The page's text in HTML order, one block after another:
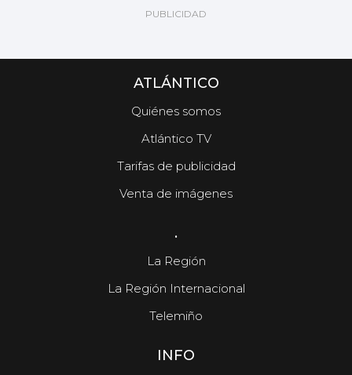
ATLÁNTICO
Quiénes somos
Atlántico TV
Tarifas de publicidad
Venta de imágenes
.
La Región
La Región Internacional
Telemiño
INFO